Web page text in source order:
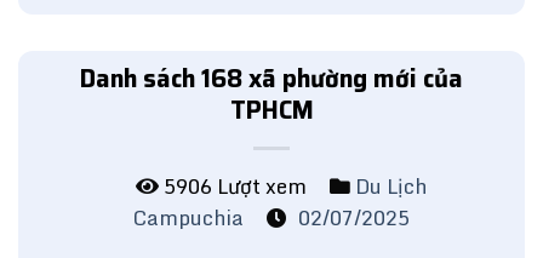
Danh sách 168 xã phường mới của
TPHCM
5906 Lượt xem
Du Lịch
Campuchia
02/07/2025